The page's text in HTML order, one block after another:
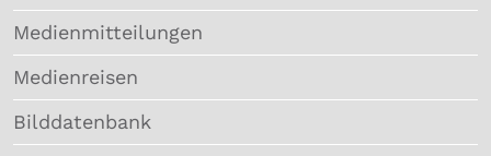
Medienmitteilungen
Medienreisen
Bilddatenbank